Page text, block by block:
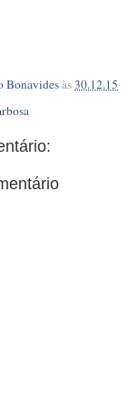
Bonavidesàs30.12.15